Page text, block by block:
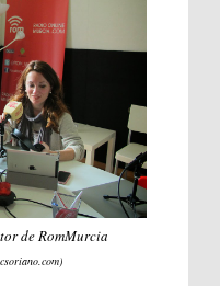
de RomMurcia